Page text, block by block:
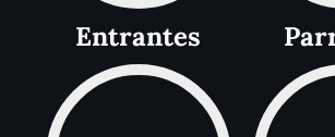
Entrantes